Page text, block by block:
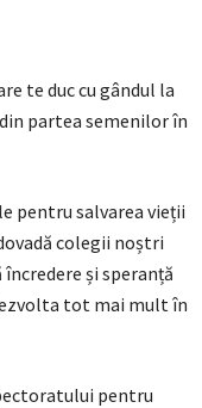
te duc cu gândul la
partea semenilor în
pentru salvarea vieții
colegii noștri
și speranță
tot mai mult în
pentru